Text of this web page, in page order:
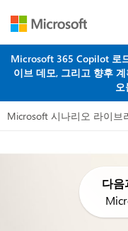
Microsoft 365 Copilot 로
이브 데모, 그리고 향후
Microsoft 시나리오 라이브
다음